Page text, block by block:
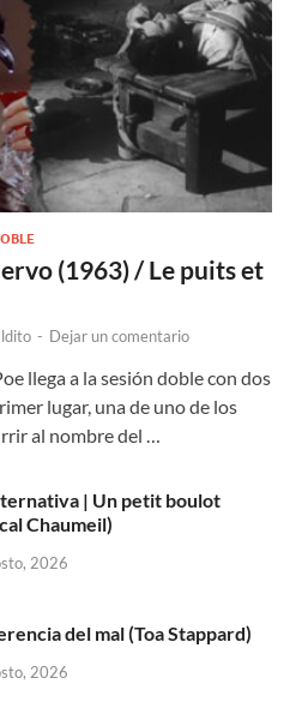
(1963) / Le puits et
- Dejar un comentario
llega a la sesión doble con dos
lugar, una de uno de los
al nombre del …
| Un petit boulot
Chaumeil)
2026
del mal (Toa Stappard)
2026